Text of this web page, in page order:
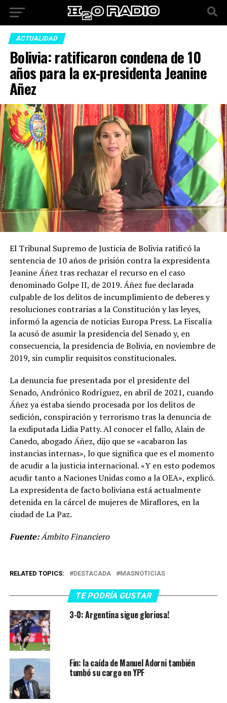
ACTUALIDAD
Bolivia: ratificaron condena de 10
años para la ex-presidenta Jeanine
Añez
El Tribunal Supremo de Justicia de Bolivia ratificó la
sentencia de 10 años de prisión contra la expresidenta
Jeanine Áñez tras rechazar el recurso en el caso
denominado Golpe II, de 2019. Áñez fue declarada
culpable de los delitos de incumplimiento de deberes y
resoluciones contrarias a la Constitución y las leyes,
informó la agencia de noticias Europa Press. La Fiscalía
la acusó de asumir la presidencia del Senado y, en
consecuencia, la presidencia de Bolivia, en noviembre de
2019, sin cumplir requisitos constitucionales.
La denuncia fue presentada por el presidente del
Senado, Andrónico Rodríguez, en abril de 2021, cuando
Áñez ya estaba siendo procesada por los delitos de
sedición, conspiración y terrorismo tras la denuncia de
la exdiputada Lidia Patty. Al conocer el fallo, Alain de
Canedo, abogado Áñez, dijo que se «acabaron las
instancias internas», lo que significa que es el momento
de acudir a la justicia internacional. «Y en esto podemos
acudir tanto a Naciones Unidas como a la OEA», explicó.
La expresidenta de facto boliviana está actualmente
detenida en la cárcel de mujeres de Miraflores, en la
ciudad de La Paz.
Fuente:Ámbito Financiero
RELATED TOPICS: DESTACADA MASNOTICIAS
TE PODRÍA GUSTAR
3-0: Argentina sigue gloriosa!
Fin: la caída de Manuel Adorni también
tumbó su cargo en YPF